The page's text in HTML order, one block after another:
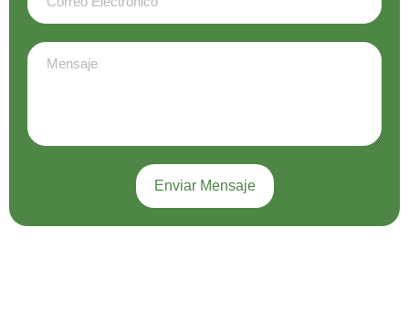
Enviar Mensaje